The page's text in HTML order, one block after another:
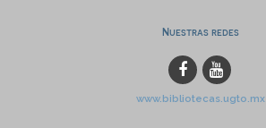
Nuestras redes
www.bibliotecas.ugto.mx